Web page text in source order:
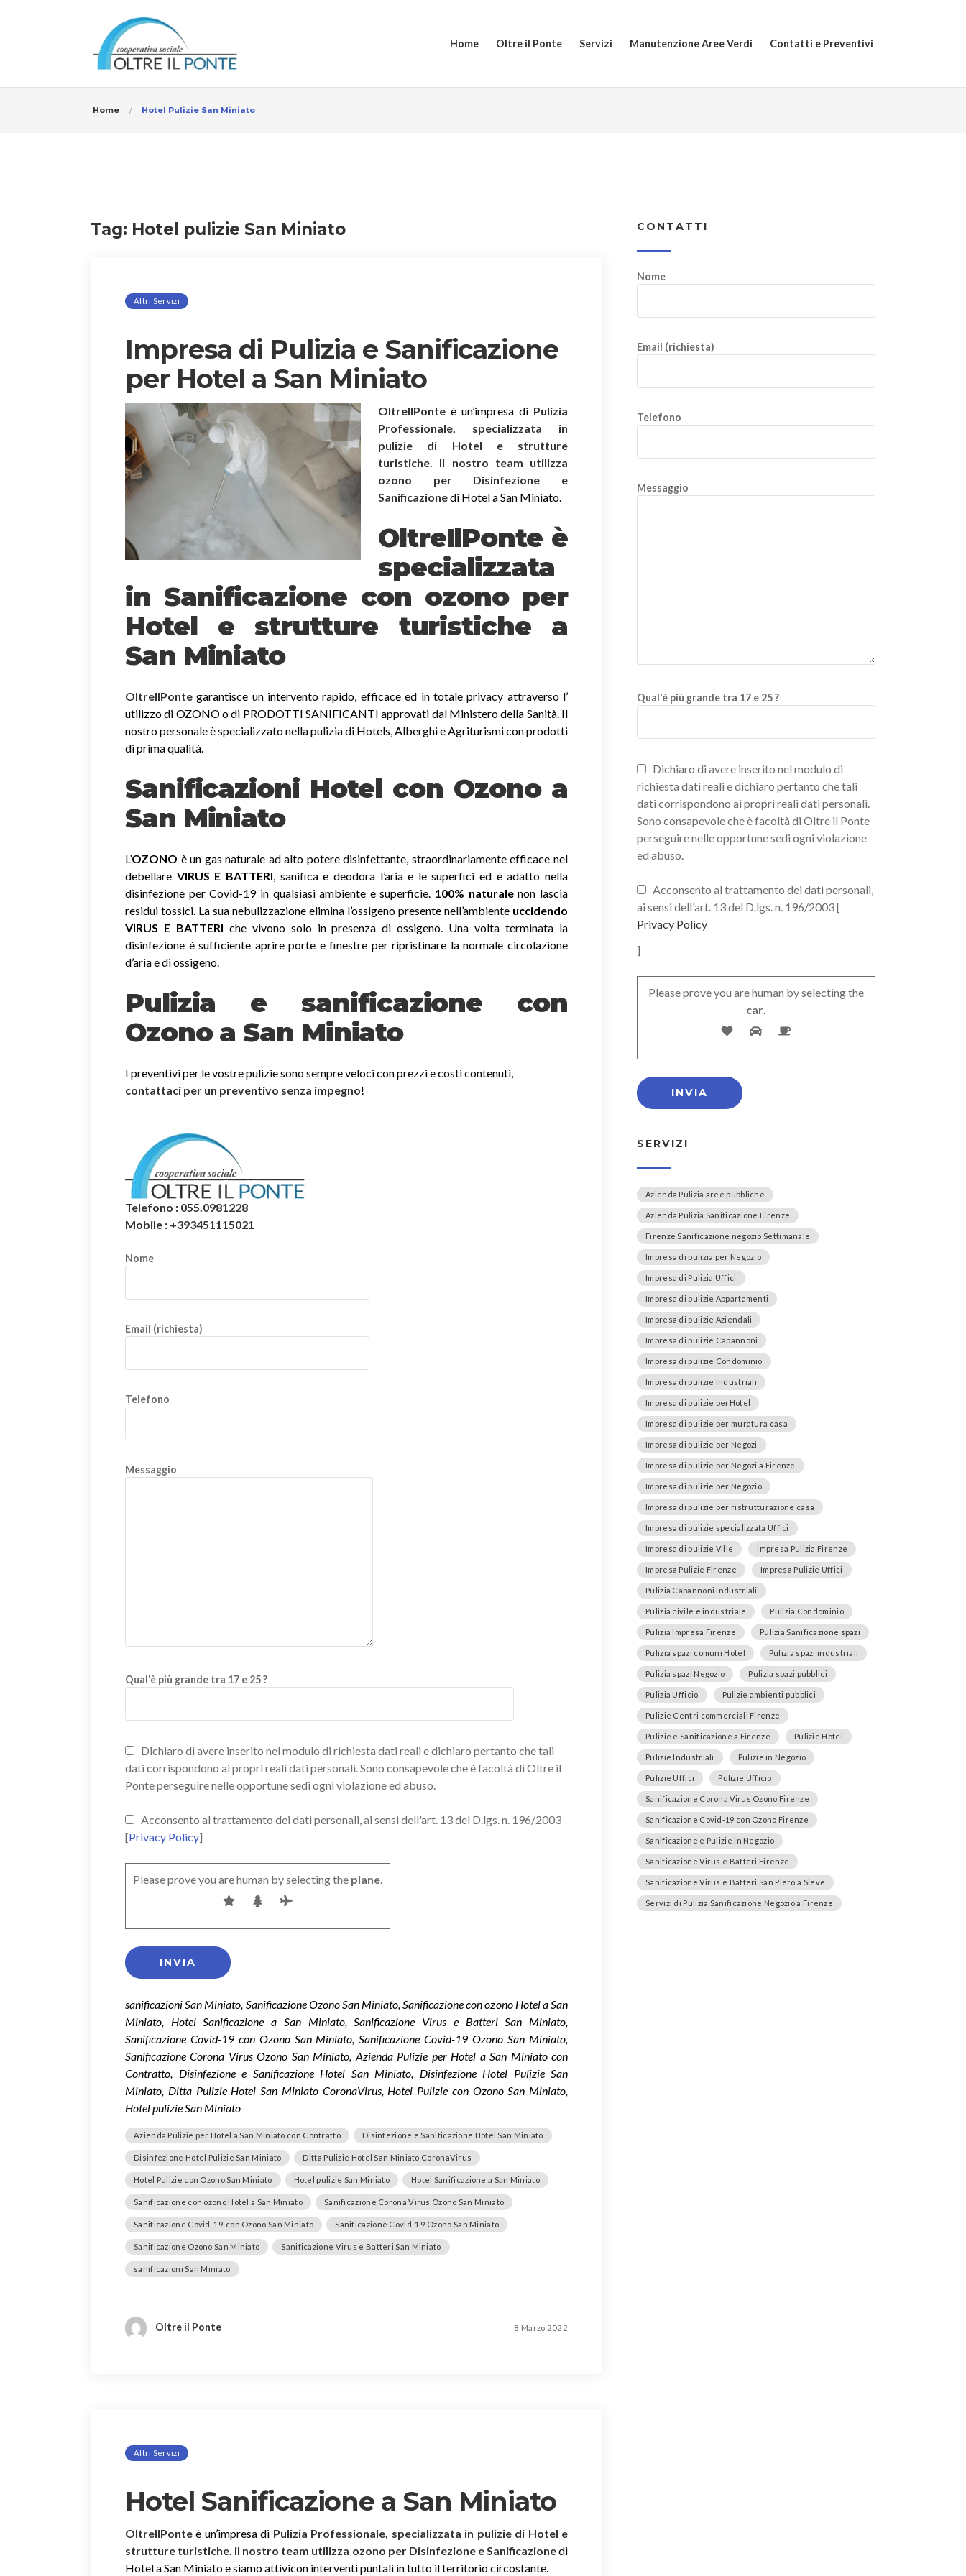
Home Oltre il Ponte Servizi Manutenzione Aree Verdi Contatti e Preventivi
Home Hotel Pulizie San Miniato
Tag: Hotel pulizie San Miniato
Altri Servizi
Impresa di Pulizia e Sanificazione
per Hotel a San Miniato
OltreIlPonte è un’impresa di Pulizia
Professionale, specializzata in
pulizie di Hotel e strutture
turistiche. Il nostro team utilizza
ozono per Disinfezione e
Sanificazionedi Hotel a San Miniato.
OltreIlPonte è
specializzata
in Sanificazione con ozono per
Hotel e strutture turistiche a
San Miniato
OltreIlPonte garantisce un intervento rapido, efficace ed in totale privacy attraverso l’
utilizzo di OZONO o di PRODOTTI SANIFICANTI approvati dal Ministero della Sanità. Il
nostro personale è specializzato nella pulizia di Hotels, Alberghi e Agriturismi con prodotti
di prima qualità.
Sanificazioni Hotel con Ozono a
San Miniato
L’OZONO è un gas naturale ad alto potere disinfettante, straordinariamente efficace nel
debellare VIRUS E BATTERI, sanifica e deodora l’aria e le superfici ed è adatto nella
disinfezione per Covid-19 in qualsiasi ambiente e superficie. 100% naturalenon lascia
residui tossici. La sua nebulizzazione elimina l’ossigeno presente nell’ambiente uccidendo
VIRUS E BATTERI che vivono solo in presenza di ossigeno. Una volta terminata la
disinfezione è sufficiente aprire porte e finestre per ripristinare la normale circolazione
d’aria e di ossigeno.
Pulizia e sanificazione con
Ozono a San Miniato
I preventivi per le vostre pulizie sono sempre veloci con prezzi e costi contenuti,
contattaci per un preventivo senza impegno!
Telefono : 055.0981228
Mobile : +393451115021
Nome
Email (richiesta)
Telefono
Messaggio
Qual'è più grande tra 17 e 25 ?
Dichiaro di avere inserito nel modulo di richiesta dati reali e dichiaro pertanto che tali
dati corrispondono ai propri reali dati personali. Sono consapevole che è facoltà di Oltre il
Ponte perseguire nelle opportune sedi ogni violazione ed abuso.
Acconsento al trattamento dei dati personali, ai sensi dell'art. 13 del D.lgs. n. 196/2003
[Privacy Policy]
Please prove you are human by selecting the plane.
sanificazioni San Miniato, Sanificazione Ozono San Miniato, Sanificazione con ozono Hotel a San
Miniato, Hotel Sanificazione a San Miniato, Sanificazione Virus e Batteri San Miniato,
Sanificazione Covid-19 con Ozono San Miniato, Sanificazione Covid-19 Ozono San Miniato,
Sanificazione Corona Virus Ozono San Miniato, Azienda Pulizie per Hotel a San Miniato con
Contratto, Disinfezione e Sanificazione Hotel San Miniato, Disinfezione Hotel Pulizie San
Miniato, Ditta Pulizie Hotel San Miniato CoronaVirus, Hotel Pulizie con Ozono San Miniato,
Hotel pulizie San Miniato
Azienda Pulizie per Hotel a San Miniato con Contratto Disinfezione e Sanificazione Hotel San Miniato
Disinfezione Hotel Pulizie San Miniato Ditta Pulizie Hotel San Miniato CoronaVirus
Hotel Pulizie con Ozono San Miniato Hotel pulizie San Miniato Hotel Sanificazione a San Miniato
Sanificazione con ozono Hotel a San Miniato Sanificazione Corona Virus Ozono San Miniato
Sanificazione Covid-19 con Ozono San Miniato Sanificazione Covid-19 Ozono San Miniato
Sanificazione Ozono San Miniato Sanificazione Virus e Batteri San Miniato
sanificazioni San Miniato
Oltre il Ponte 8 Marzo 2022
Altri Servizi
Hotel Sanificazione a San Miniato
OltreIlPonte è un’impresa di Pulizia Professionale, specializzata in pulizie di Hotel e
strutture turistiche. il nostro team utilizza ozono per Disinfezione e Sanificazionedi
Hotel a San Miniato e siamo attivicon interventi puntali in tutto il territorio circostante.
CONTATTI
Nome
Email (richiesta)
Telefono
Messaggio
Qual'è più grande tra 17 e 25 ?
Dichiaro di avere inserito nel modulo di
richiesta dati reali e dichiaro pertanto che tali
dati corrispondono ai propri reali dati personali.
Sono consapevole che è facoltà di Oltre il Ponte
perseguire nelle opportune sedi ogni violazione
ed abuso.
Acconsento al trattamento dei dati personali,
ai sensi dell'art. 13 del D.lgs. n. 196/2003 [
Privacy Policy
]
Please prove you are human by selecting the
car.
SERVIZI
Azienda Pulizia aree pubbliche
Azienda Pulizia Sanificazione Firenze
Firenze Sanificazione negozio Settimanale
Impresa di pulizia per Negozio
Impresa di Pulizia Uffici
Impresa di pulizie Appartamenti
Impresa di pulizie Aziendali
Impresa di pulizie Capannoni
Impresa di pulizie Condominio
Impresa di pulizie Industriali
Impresa di pulizie perHotel
Impresa di pulizie per muratura casa
Impresa di pulizie per Negozi
Impresa di pulizie per Negozi a Firenze
Impresa di pulizie per Negozio
Impresa di pulizie per ristrutturazione casa
Impresa di pulizie specializzata Uffici
Impresa di pulizie Ville Impresa Pulizia Firenze
Impresa Pulizie Firenze Impresa Pulizie Uffici
Pulizia Capannoni Industriali
Pulizia civile e industriale Pulizia Condominio
Pulizia Impresa Firenze Pulizia Sanificazione spazi
Pulizia spazi comuni Hotel Pulizia spazi industriali
Pulizia spazi Negozio Pulizia spazi pubblici
Pulizia Ufficio Pulizie ambienti pubblici
Pulizie Centri commerciali Firenze
Pulizie e Sanificazione a Firenze Pulizie Hotel
Pulizie Industriali Pulizie in Negozio
Pulizie Uffici Pulizie Ufficio
Sanificazione Corona Virus Ozono Firenze
Sanificazione Covid-19 con Ozono Firenze
Sanificazione e Pulizie in Negozio
Sanificazione Virus e Batteri Firenze
Sanificazione Virus e Batteri San Piero a Sieve
Servizi di Pulizia Sanificazione Negozio a Firenze